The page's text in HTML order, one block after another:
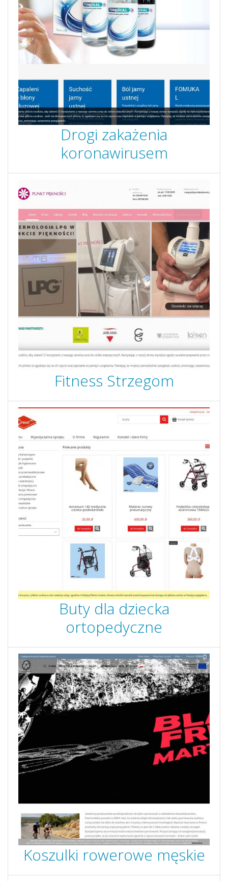
Drogi zakażenia
koronawirusem
Fitness Strzegom
Buty dla dziecka
ortopedyczne
Koszulki rowerowe męskie